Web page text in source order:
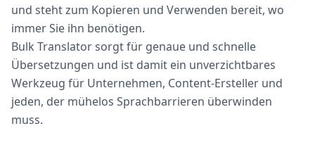
und steht zum Kopieren und Verwenden bereit, wo
immer Sie ihn benötigen.
Bulk Translator sorgt für genaue und schnelle
Übersetzungen und ist damit ein unverzichtbares
Werkzeug für Unternehmen, Content-Ersteller und
jeden, der mühelos Sprachbarrieren überwinden
muss.